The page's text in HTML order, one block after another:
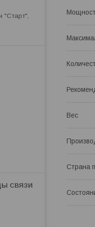
Вес
Страна
"Старт",